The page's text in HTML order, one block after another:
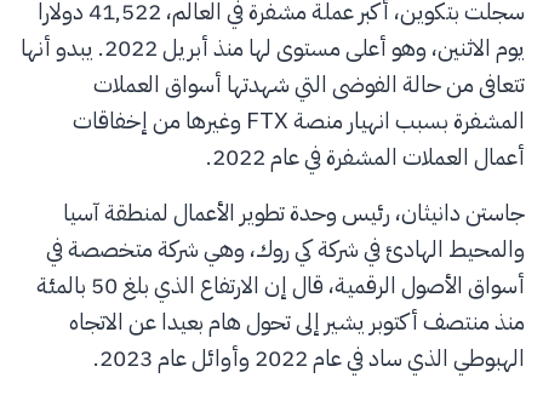
سجلت بتكوين، أكبر عملة مشفرة في العالم، 41,522 دولارا
يوم الاثنين، وهو أعلى مستوى لها منذ أبريل 2022. يبدو أنها
تتعافى من حالة الفوضى التي شهدتها أسواق العملات
المشفرة بسبب انهيار منصة FTX وغيرها من إخفاقات
أعمال العملات المشفرة في عام 2022.
جاستن دانيثان، رئيس وحدة تطوير الأعمال لمنطقة آسيا
والمحيط الهادئ في شركة كي روك، وهي شركة متخصصة في
أسواق الأصول الرقمية، قال إن الارتفاع الذي بلغ 50 بالمئة
منذ منتصف أكتوبر يشير إلى تحول هام بعيدا عن الاتجاه
الهبوطي الذي ساد في عام 2022 وأوائل عام 2023.